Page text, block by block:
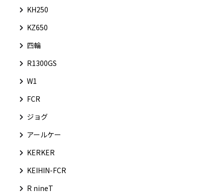
KH250
KZ650
四輪
R1300GS
W1
FCR
ジョグ
アールケー
KERKER
KEIHIN-FCR
R nineT